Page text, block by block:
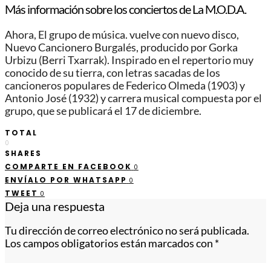
Más información sobre los conciertos de La M.O.D.A.
Ahora, El grupo de música. vuelve con nuevo disco,
Nuevo Cancionero Burgalés, producido por Gorka
Urbizu (Berri Txarrak). Inspirado en el repertorio muy
conocido de su tierra, con letras sacadas de los
cancioneros populares de Federico Olmeda (1903) y
Antonio José (1932) y carrera musical compuesta por el
grupo, que se publicará el 17 de diciembre.
TOTAL
0
SHARES
COMPARTE EN FACEBOOK 0
ENVÍALO POR WHATSAPP 0
TWEET 0
Deja una respuesta
Tu dirección de correo electrónico no será publicada.
Los campos obligatorios están marcados con *